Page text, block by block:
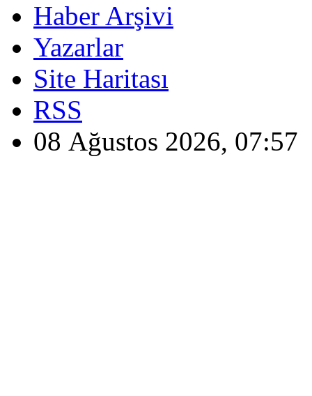
Haber Arşivi
Yazarlar
Site Haritası
RSS
08 Ağustos 2026, 07:57